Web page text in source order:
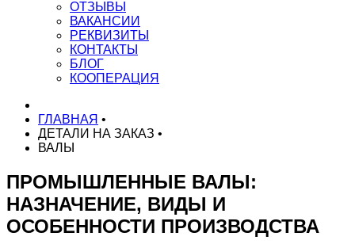
ОТЗЫВЫ
ВАКАНСИИ
РЕКВИЗИТЫ
КОНТАКТЫ
БЛОГ
КООПЕРАЦИЯ
ГЛАВНАЯ •
ДЕТАЛИ НА ЗАКАЗ •
ВАЛЫ
ПРОМЫШЛЕННЫЕ ВАЛЫ:
НАЗНАЧЕНИЕ, ВИДЫ И
ОСОБЕННОСТИ ПРОИЗВОДСТВА